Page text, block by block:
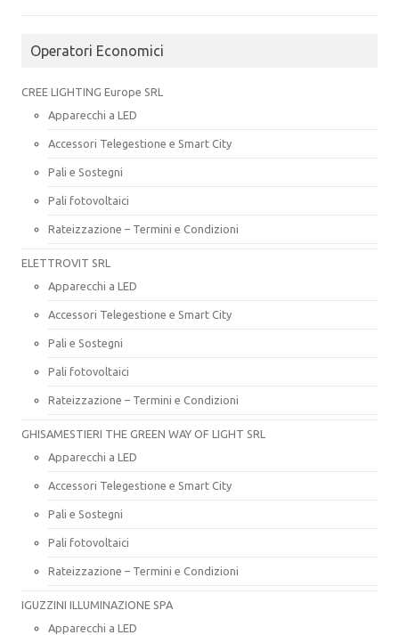
Operatori Economici
CREE LIGHTING Europe SRL
Apparecchi a LED
Accessori Telegestione e Smart City
Pali e Sostegni
Pali fotovoltaici
Rateizzazione – Termini e Condizioni
ELETTROVIT SRL
Apparecchi a LED
Accessori Telegestione e Smart City
Pali e Sostegni
Pali fotovoltaici
Rateizzazione – Termini e Condizioni
GHISAMESTIERI THE GREEN WAY OF LIGHT SRL
Apparecchi a LED
Accessori Telegestione e Smart City
Pali e Sostegni
Pali fotovoltaici
Rateizzazione – Termini e Condizioni
IGUZZINI ILLUMINAZIONE SPA
Apparecchi a LED